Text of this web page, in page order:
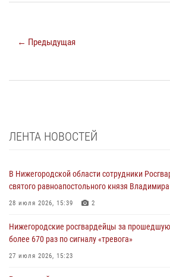
← Предыдущая
ЛЕНТА НОВОСТЕЙ
В Нижегородской области сотрудники
святого равноапостольного князя Владимира
28 июля 2026, 15:39 2
Нижегородские росгвардейцы за
более 670 раз по сигналу «тревога»
27 июля 2026, 15:23